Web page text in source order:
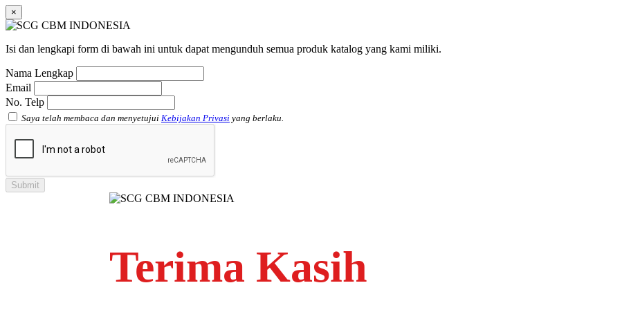
×
Isi dan lengkapi form di bawah ini untuk dapat mengunduh semua produk katalog yang kami miliki.
Nama Lengkap
Email
No. Telp
Saya telah membaca dan menyetujui Kebijakan Privasi yang berlaku.
Terima Kasih